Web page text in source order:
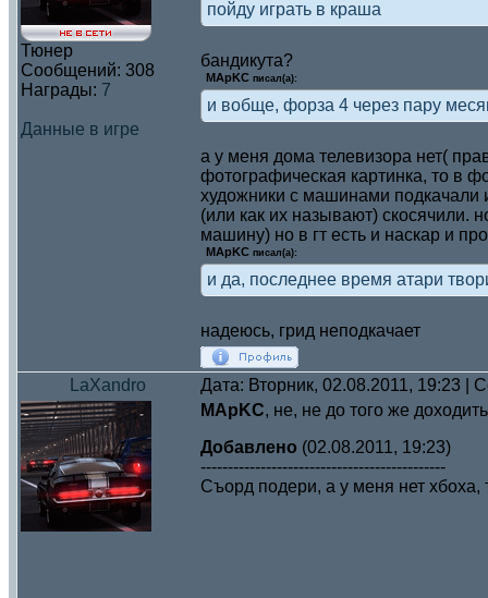
Тюнер
Сообщений: 308
Награды: 7
Данные в игре
пойду играть в краша
бандикута?
MApKC писал(а):
и вобще, форза 4 через пару
а у меня дома телевизора нет(
фотографическая картинка, то в
художники с машинами подкачали
(или как их называют) скосячили.
машину) но в гт есть и наскар и
MApKC писал(а):
и да, последнее время атари
надеюсь, грид неподкачает
LaXandro Дата: Вторник, 02.08.2011, 19:23 |
MApKC, не, не до того же
Добавлено (02.08.2011, 19:23)
---------------------------------------------
Съорд подери, а у меня нет